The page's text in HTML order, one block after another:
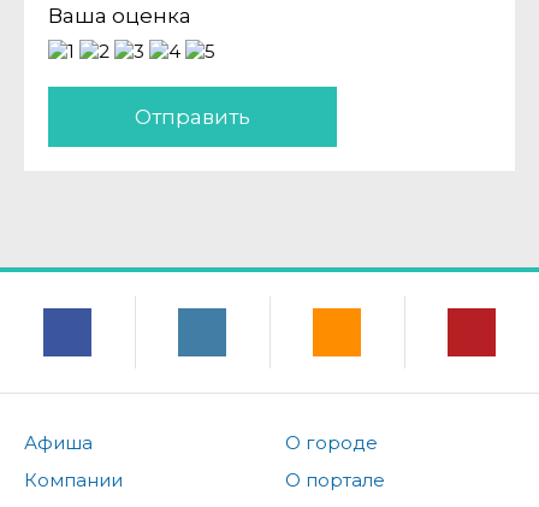
Ваша оценка
Отправить
Афиша
Компании
О городе
О портале